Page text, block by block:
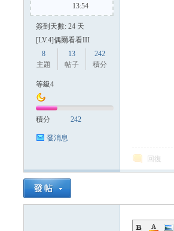
方
13:54
簽到天數: 24 天
[LV.4]偶爾看看III
8
主題
13
帖子
242
積分
等級4
積分 242
發消息
回復